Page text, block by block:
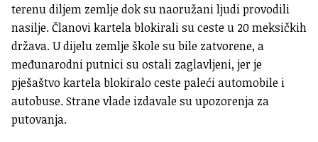
terenu diljem zemlje dok su naoružani ljudi provodili
nasilje.Članovi kartela blokirali su ceste u 20 meksičkih
država.U dijelu zemlje škole su bile zatvorene, a
međunarodni putnici su ostali zaglavljeni, jer je
pješaštvo kartela blokiralo ceste paleći automobile i
autobuse. Strane vlade izdavale su upozorenja za
putovanja.